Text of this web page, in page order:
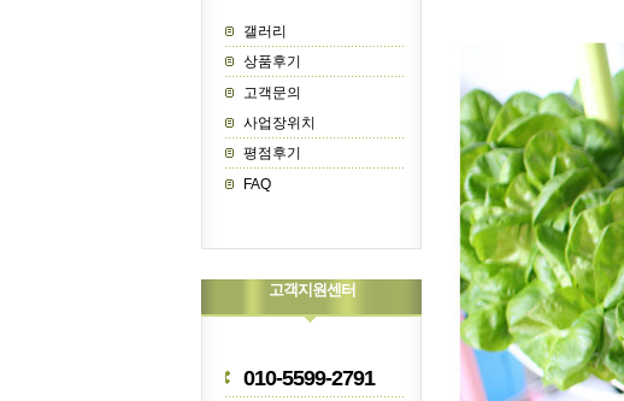
갤러리
상품후기
고객문의
사업장위치
평점후기
FAQ
고객지원센터
010-5599-2791